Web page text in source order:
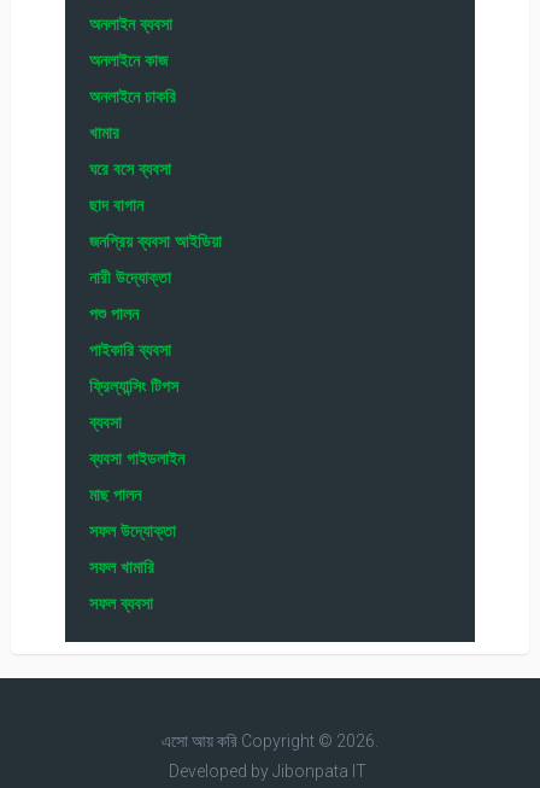
অনলাইন ব্যবসা
অনলাইনে কাজ
অনলাইনে চাকরি
খামার
ঘরে বসে ব্যবসা
ছাদ বাগান
জনপ্রিয় ব্যবসা আইডিয়া
নারী উদ্যোক্তা
পশু পালন
পাইকারি ব্যবসা
ফ্রিল্যান্সিং টিপস
ব্যবসা
ব্যবসা গাইডলাইন
মাছ পালন
সফল উদ্যোক্তা
সফল খামারি
সফল ব্যবসা
এসো আয় করিCopyright © 2026.
Developed byJibonpata IT